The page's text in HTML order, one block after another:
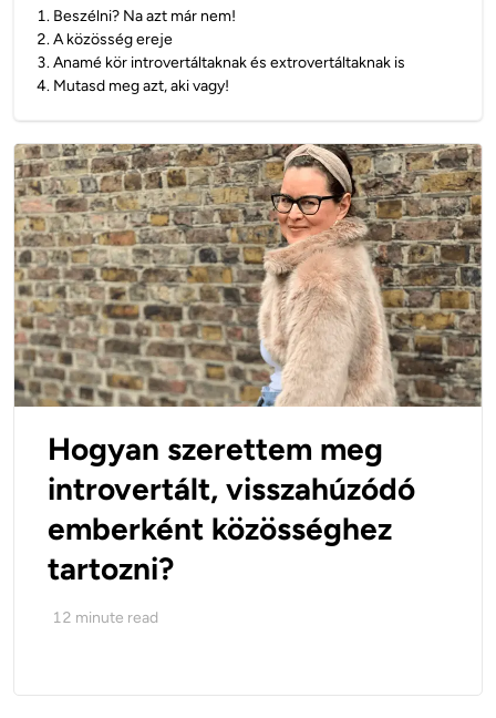
1. Beszélni? Na azt már nem!
2.A közösség ereje
3.Anamé kör introvertáltaknak és extrovertáltaknak is
4. Mutasd meg azt, aki vagy!
Hogyan szerettem meg
introvertált, visszahúzódó
emberként közösséghez
tartozni?
12 minute read